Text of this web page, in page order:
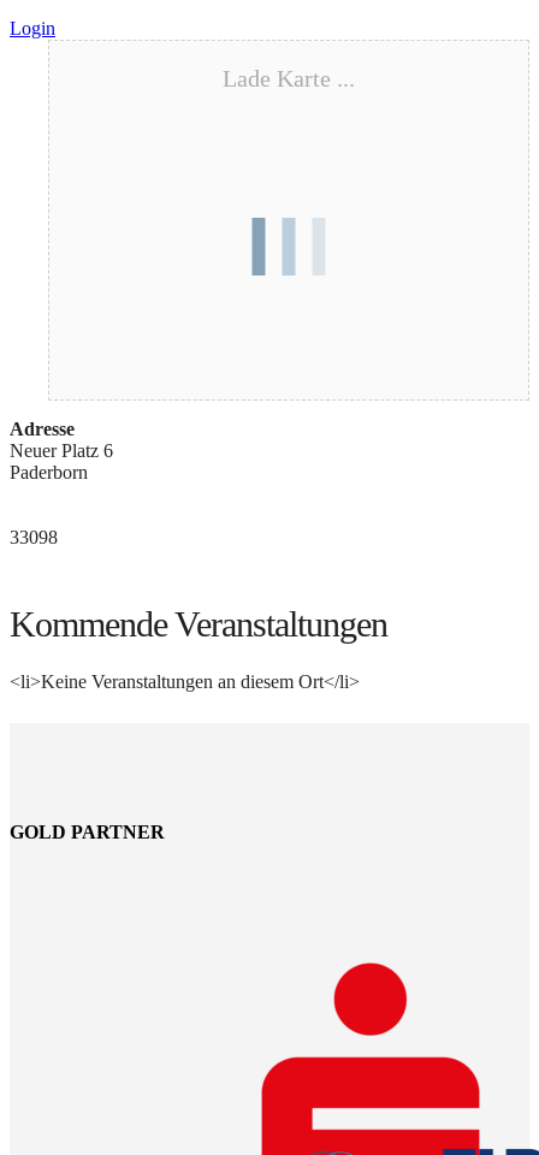
Login
Lade Karte ...
Adresse
Neuer Platz 6
Paderborn
33098
Kommende Veranstaltungen
<li>Keine Veranstaltungen an diesem Ort</li>
GOLD PARTNER